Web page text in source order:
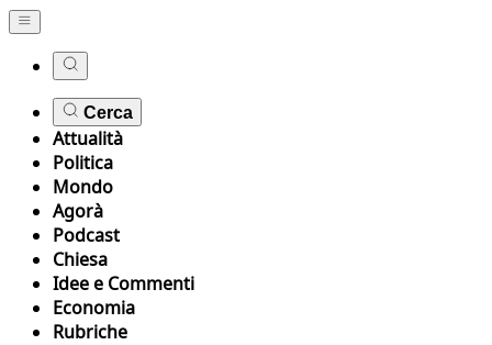
Cerca
Attualità
Politica
Mondo
Agorà
Podcast
Chiesa
Idee e Commenti
Economia
Rubriche